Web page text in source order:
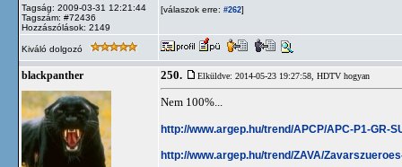
Tagság: 2009-03-31 12:21:44
Tagszám: #72436
Hozzászólások: 2149
[válaszok erre: #262]
Kiváló dolgozó
blackpanther 250. Elküldve: 2014-05-23 19:27:58, HDTV hogyan
Nem 100%...
http://www.argep.hu/trend/APCP/APC-P1-GR-
http://www.argep.hu/trend/ZAVA/